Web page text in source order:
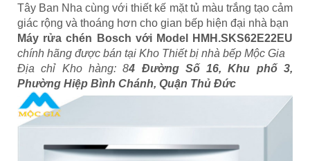
Tây Ban Nha cùng với thiết kế mặt tủ màu trắng tạo cảm
giác rộng và thoáng hơn cho gian bếp hiện đại nhà bạn
Máy rửa chén Bosch với Model HMH.SKS62E22EU
chính hãng được bán tại Kho Thiết bị nhà bếp Mộc Gia
Địa chỉ Kho hàng: 84 Đường Số 16, Khu phố 3,
Phường Hiệp Bình Chánh, Quận Thủ Đức